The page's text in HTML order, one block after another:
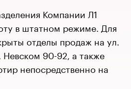
Компании Л1
в штатном режиме. Для
отделы продаж на ул.
90-92, а также
непосредственно на